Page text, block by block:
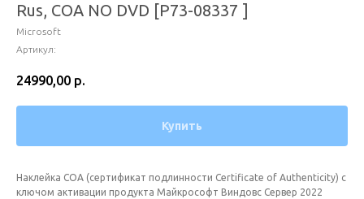
Rus, COA NO DVD [P73-08337 ]
Microsoft
Артикул:
24990,00 р.
Купить
Наклейка СOA (сертификат подлинности Certificate of Authenticity) с
ключом активации продукта Майкрософт Виндовс Сервер 2022